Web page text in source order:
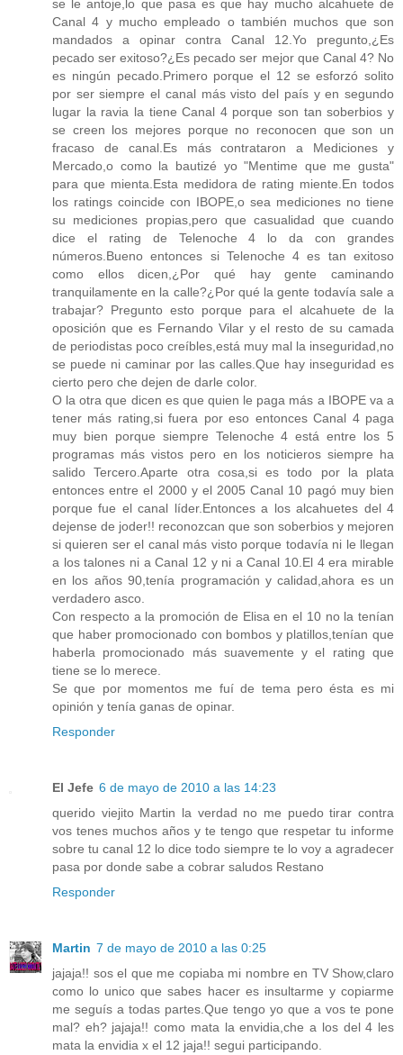
se le antoje,lo que pasa es que hay mucho alcahuete de
Canal 4 y mucho empleado o también muchos que son
mandados a opinar contra Canal 12.Yo pregunto,¿Es
pecado ser exitoso?¿Es pecado ser mejor que Canal 4? No
es ningún pecado.Primero porque el 12 se esforzó solito
por ser siempre el canal más visto del país y en segundo
lugar la ravia la tiene Canal 4 porque son tan soberbios y
se creen los mejores porque no reconocen que son un
fracaso de canal.Es más contrataron a Mediciones y
Mercado,o como la bautizé yo "Mentime que me gusta"
para que mienta.Esta medidora de rating miente.En todos
los ratings coincide con IBOPE,o sea mediciones no tiene
su mediciones propias,pero que casualidad que cuando
dice el rating de Telenoche 4 lo da con grandes
números.Bueno entonces si Telenoche 4 es tan exitoso
como ellos dicen,¿Por qué hay gente caminando
tranquilamente en la calle?¿Por qué la gente todavía sale a
trabajar? Pregunto esto porque para el alcahuete de la
oposición que es Fernando Vilar y el resto de su camada
de periodistas poco creíbles,está muy mal la inseguridad,no
se puede ni caminar por las calles.Que hay inseguridad es
cierto pero che dejen de darle color.
O la otra que dicen es que quien le paga más a IBOPE va a
tener más rating,si fuera por eso entonces Canal 4 paga
muy bien porque siempre Telenoche 4 está entre los 5
programas más vistos pero en los noticieros siempre ha
salido Tercero.Aparte otra cosa,si es todo por la plata
entonces entre el 2000 y el 2005 Canal 10 pagó muy bien
porque fue el canal líder.Entonces a los alcahuetes del 4
dejense de joder!! reconozcan que son soberbios y mejoren
si quieren ser el canal más visto porque todavía ni le llegan
a los talones ni a Canal 12 y ni a Canal 10.El 4 era mirable
en los años 90,tenía programación y calidad,ahora es un
verdadero asco.
Con respecto a la promoción de Elisa en el 10 no la tenían
que haber promocionado con bombos y platillos,tenían que
haberla promocionado más suavemente y el rating que
tiene se lo merece.
Se que por momentos me fuí de tema pero ésta es mi
opinión y tenía ganas de opinar.
Responder
El Jefe 6 de mayo de 2010 a las 14:23
querido viejito Martin la verdad no me puedo tirar contra
vos tenes muchos años y te tengo que respetar tu informe
sobre tu canal 12 lo dice todo siempre te lo voy a agradecer
pasa por donde sabe a cobrar saludos Restano
Responder
Martin 7 de mayo de 2010 a las 0:25
jajaja!! sos el que me copiaba mi nombre en TV Show,claro
como lo unico que sabes hacer es insultarme y copiarme
me seguís a todas partes.Que tengo yo que a vos te pone
mal? eh? jajaja!! como mata la envidia,che a los del 4 les
mata la envidia x el 12 jaja!! segui participando.